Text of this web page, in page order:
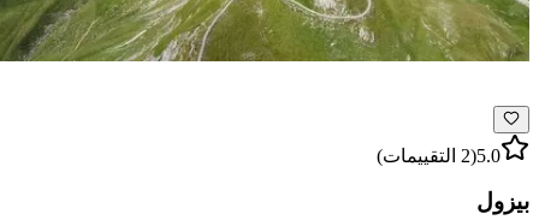
5.0(2 التقييمات)
بیزول